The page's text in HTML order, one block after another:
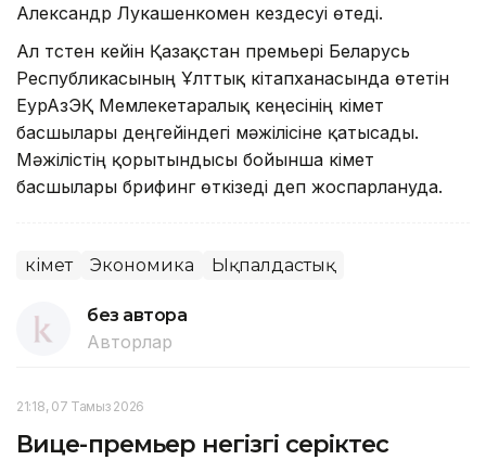
Александр Лукашенкомен кездесуі өтеді.
Ал түстен кейін Қазақстан премьері Беларусь
Республикасының Ұлттық кітапханасында өтетін
ЕурАзЭҚ Мемлекетаралық кеңесінің үкімет
басшылары деңгейіндегі мәжілісіне қатысады.
Мәжілістің қорытындысы бойынша үкімет
басшылары брифинг өткізеді деп жоспарлануда.
Үкімет Экономика Ықпалдастық
без автора
Авторлар
21:18, 07 Тамыз 2026
Вице-премьер негізгі серіктес